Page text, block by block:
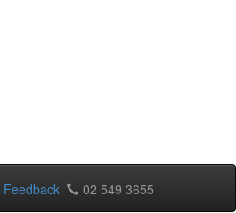
Feedback 02 549 3655